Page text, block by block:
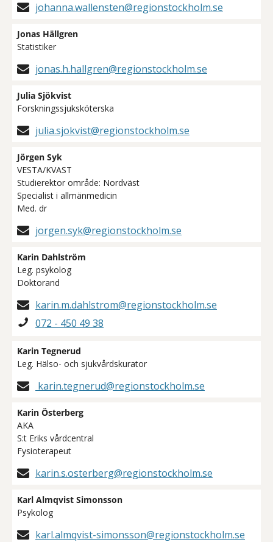
johanna.wallensten@regionstockholm.se
Jonas Hällgren
Statistiker
jonas.h.hallgren@regionstockholm.se
Julia Sjökvist
Forskningssjuksköterska
julia.sjokvist@regionstockholm.se
Jörgen Syk
VESTA/KVAST
Studierektor område: Nordväst
Specialist i allmänmedicin
Med. dr
jorgen.syk@regionstockholm.se
Karin Dahlström
Leg. psykolog
Doktorand
karin.m.dahlstrom@regionstockholm.se
072 - 450 49 38
Karin Tegnerud
Leg. Hälso- och sjukvårdskurator
karin.tegnerud@regionstockholm.se
Karin Österberg
AKA
S:t Eriks vårdcentral
Fysioterapeut
karin.s.osterberg@regionstockholm.se
Karl Almqvist Simonsson
Psykolog
karl.almqvist-simonsson@regionstockholm.se